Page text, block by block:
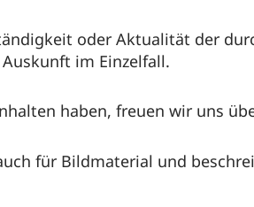
oder Aktualität der
im Einzelfall.
haben, freuen wir uns
für Bildmaterial und